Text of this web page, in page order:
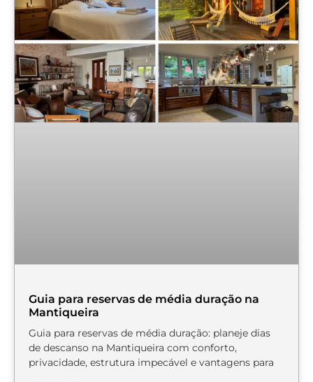
Guia para reservas de média duração na
Mantiqueira
Guia para reservas de média duração: planeje dias
de descanso na Mantiqueira com conforto,
privacidade, estrutura impecável e vantagens para